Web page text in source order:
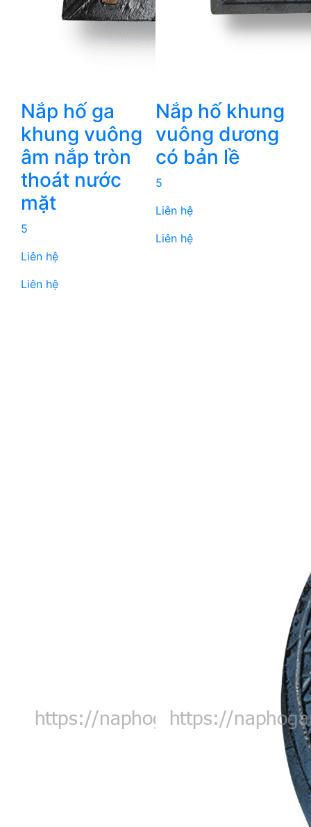
Nắp hố ga
khung vuông
âm nắp tròn
thoát nước
mặt
5
Liên hệ
Liên hệ
Nắp hố khung
vuông dương
có bản lề
5
Liên hệ
Liên hệ